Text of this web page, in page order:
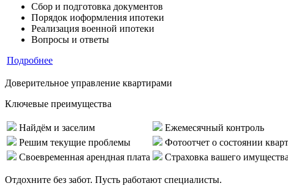
Сбор и подготовка документов
Порядок иоформления ипотеки
Реализация военной ипотеки
Вопросы и ответы
Подробнее
Доверительное управление квартирами
Ключевые преимущества
Найдём и заселим Ежемесячный контроль
Решим текущие проблемы
Фотоотчет о состоянии
Своевременная арендная плата
Страховка вашего имущества
Отдохните без забот. Пусть работают специалисты.